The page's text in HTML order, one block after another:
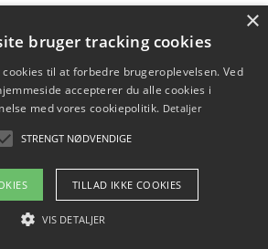
en WordPress ekspert og vælg den
til at vedligeholde din løsning
2026 - Pilanto Aps
×
bruger tracking cookies
til at forbedre brugeroplevelsen. Ved
accepterer du alle cookies i
med vores cookiepolitik. Detaljer
STRENGT NØDVENDIGE
TILLAD IKKE COOKIES
VIS DETALJER